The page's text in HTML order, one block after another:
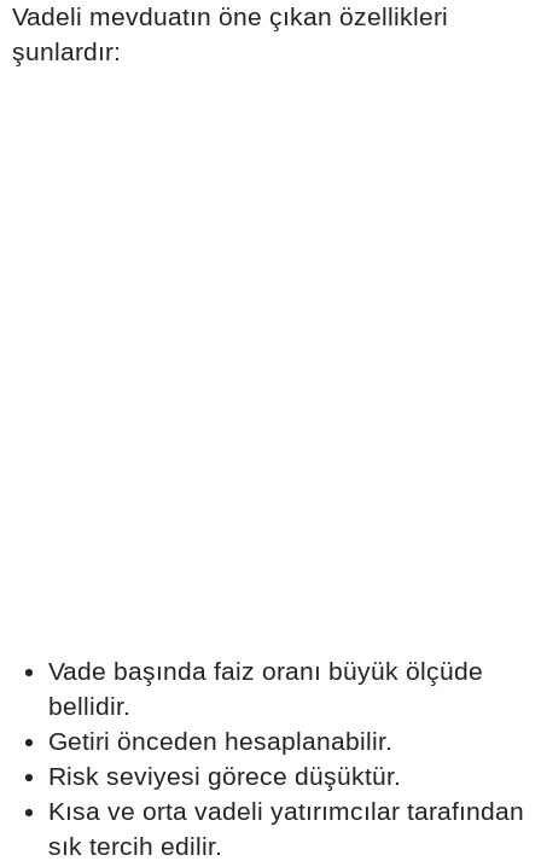
Vadeli mevduatın öne çıkan özellikleri
şunlardır:
Vade başında faiz oranı büyük ölçüde
bellidir.
Getiri önceden hesaplanabilir.
Risk seviyesi görece düşüktür.
Kısa ve orta vadeli yatırımcılar tarafından
sık tercih edilir.